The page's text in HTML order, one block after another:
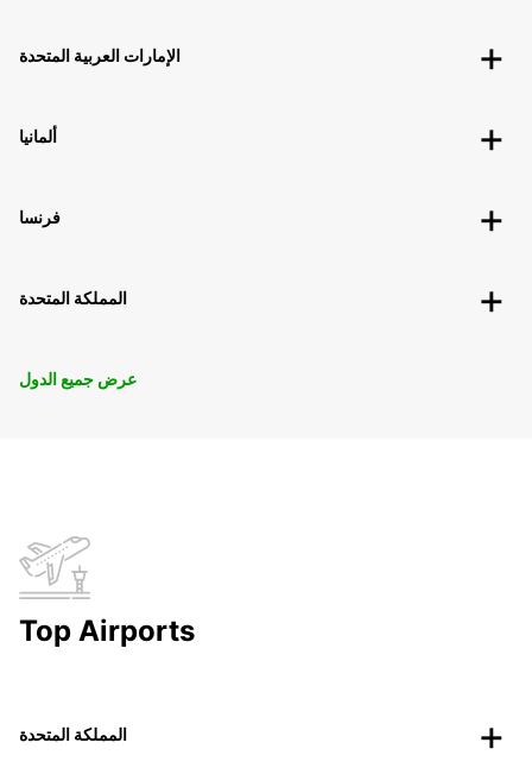
الإمارات العربية المتحدة
ألمانيا
فرنسا
المملكة المتحدة
عرض جميع الدول
Top Airports
المملكة المتحدة